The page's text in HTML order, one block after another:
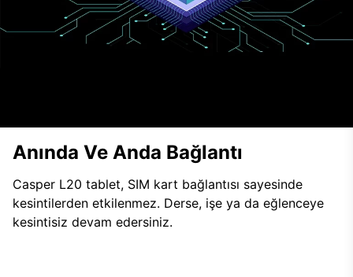
Anında Ve Anda Bağlantı
Casper L20 tablet, SIM kart bağlantısı sayesinde
kesintilerden etkilenmez. Derse, işe ya da eğlenceye
kesintisiz devam edersiniz.